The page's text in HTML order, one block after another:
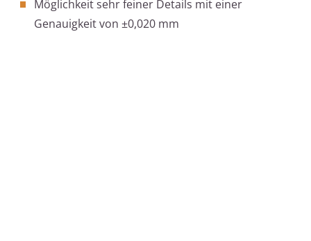
Möglichkeit sehr feiner Details mit einer
Genauigkeit von ±0,020 mm